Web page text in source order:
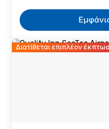
Διατίθεται επιπλέον